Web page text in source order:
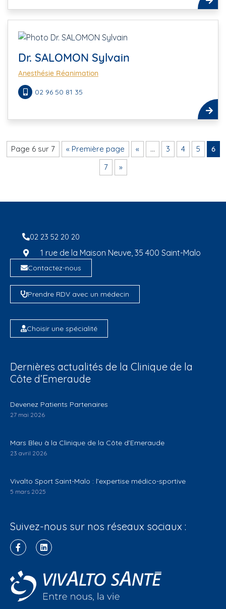
Dr. SALOMON Sylvain
Anesthésie Réanimation
02 96 50 81 35
Page 6 sur 7 « Première page « … 3 4 5
6
7
»
02 23 52 20 20
1 rue de la Maison Neuve, 35 400 Saint-Malo
Contactez-nous
Prendre RDV avec un médecin
Choisir une spécialité
Dernières actualités de la Clinique de la
Côte d’Emeraude
Devenez Patients Partenaires
27 mai 2026
Mars Bleu à la Clinique de la Côte d’Emeraude
23 avril 2026
Vivalto Sport Saint-Malo : l’expertise médico-sportive
5 mars 2025
Suivez-nous sur nos réseaux sociaux :